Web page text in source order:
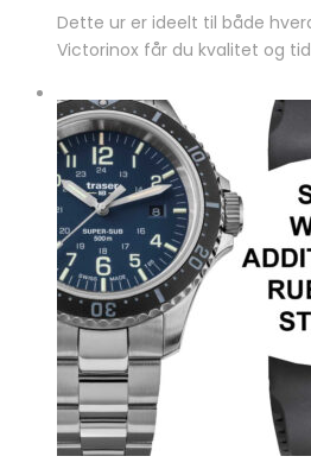
Dette ur er ideelt til både
Victorinox får du kvalitet og